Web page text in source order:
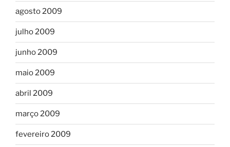
agosto 2009
julho 2009
junho 2009
maio 2009
abril 2009
março 2009
fevereiro 2009